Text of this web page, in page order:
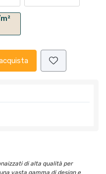
di alta qualità per
vasta gamma di design e